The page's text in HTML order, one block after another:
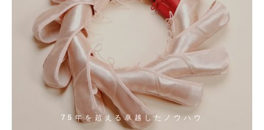
75年を超える卓越したノウハウ